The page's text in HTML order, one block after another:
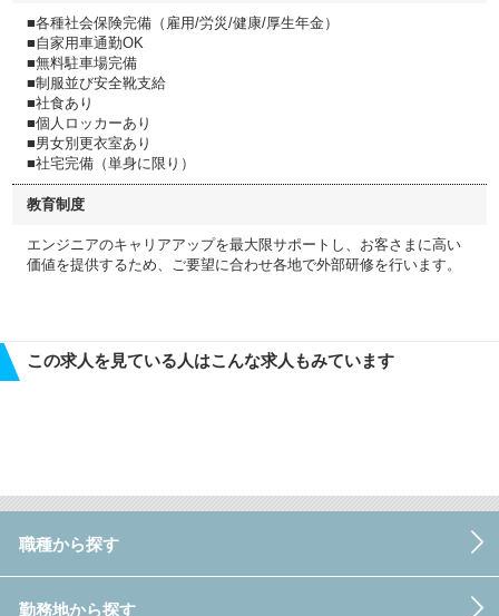
■各種社会保険完備（雇用/労災/健康/厚生年金）
■自家用車通勤OK
■無料駐車場完備
■制服並び安全靴支給
■社食あり
■個人ロッカーあり
■男女別更衣室あり
■社宅完備（単身に限り）
教育制度
エンジニアのキャリアアップを最大限サポートし、お客さまに高い
価値を提供するため、ご要望に合わせ各地で外部研修を行います。
この求人を見ている人はこんな求人もみています
職種から探す
勤務地から探す